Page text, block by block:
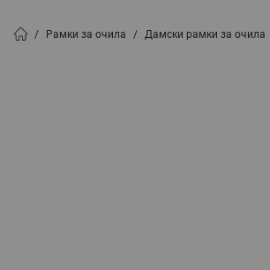
/ Рамки за очила / Дамски рамки за очила